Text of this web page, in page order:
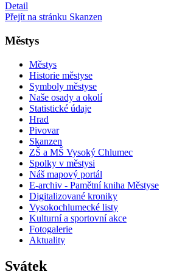
Detail
Přejít na stránku Skanzen
Městys
Městys
Historie městyse
Symboly městyse
Naše osady a okolí
Statistické údaje
Hrad
Pivovar
Skanzen
ZŠ a MŠ Vysoký Chlumec
Spolky v městysi
Náš mapový portál
E-archiv - Pamětní kniha Městyse
Digitalizované kroniky
Vysokochlumecké listy
Kulturní a sportovní akce
Fotogalerie
Aktuality
Svátek